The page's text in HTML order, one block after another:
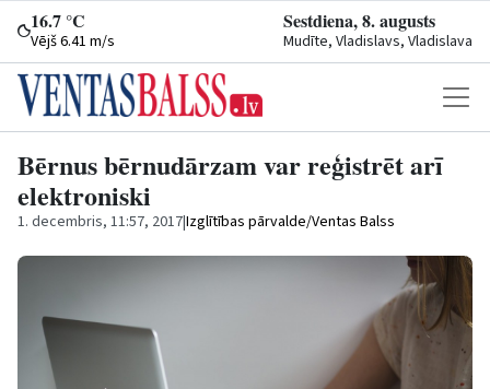
16.7 °C
Vējš 6.41 m/s
Sestdiena, 8. augusts
Mudīte, Vladislavs, Vladislava
Bērnus bērnudārzam var reģistrēt arī
elektroniski
1. decembris, 11:57, 2017|Izglītības pārvalde/Ventas Balss